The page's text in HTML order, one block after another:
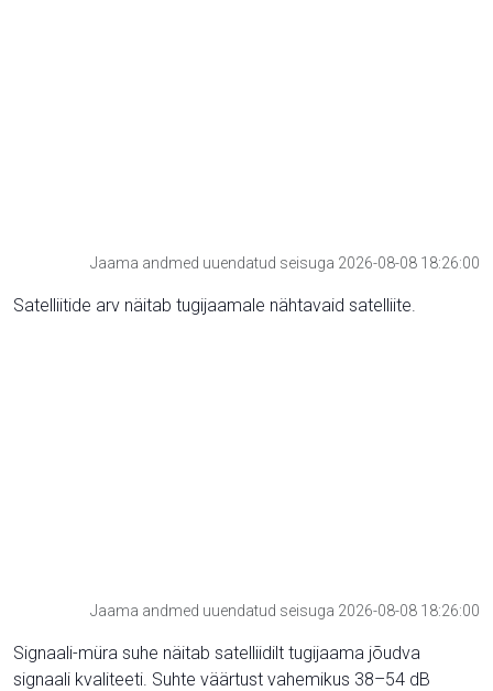
Jaama andmed uuendatud seisuga 2026-08-08 18:26:00
Satelliitide arv näitab tugijaamale nähtavaid satelliite.
Jaama andmed uuendatud seisuga 2026-08-08 18:26:00
Signaali-müra suhe näitab satelliidilt tugijaama jõudva
signaali kvaliteeti. Suhte väärtust vahemikus 38–54 dB